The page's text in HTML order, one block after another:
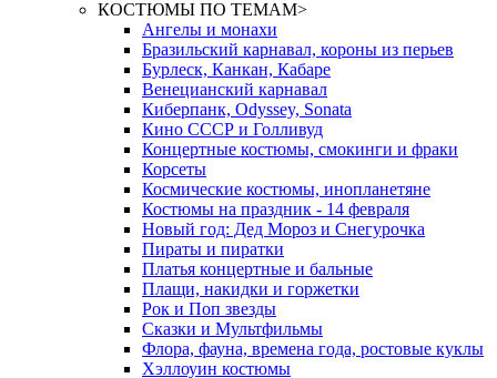
КОСТЮМЫ ПО ТЕМАМ>
Ангелы и монахи
Бразильский карнавал, короны из перьев
Бурлеск, Канкан, Кабаре
Венецианский карнавал
Киберпанк, Odyssey, Sonata
Кино СССР и Голливуд
Концертные костюмы, смокинги и фраки
Корсеты
Космические костюмы, инопланетяне
Костюмы на праздник - 14 февраля
Новый год: Дед Мороз и Снегурочка
Пираты и пиратки
Платья концертные и бальные
Плащи, накидки и горжетки
Рок и Поп звезды
Сказки и Мультфильмы
Флора, фауна, времена года, ростовые куклы
Хэллоуин костюмы